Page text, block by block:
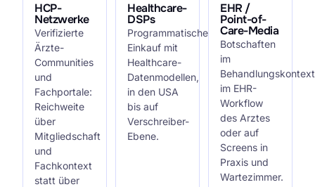
HCP-
Netzwerke
Verifizierte
Ärzte-
Communities
und
Fachportale:
Reichweite
über
Mitgliedschaft
und
Fachkontext
statt über
Healthcare-
DSPs
Programmatischer
Einkauf mit
Healthcare-
Datenmodellen,
in den USA
bis auf
Verschreiber-
Ebene.
EHR /
Point-of-
Care-Media
Botschaften
im
im EHR-
Workflow
des Arztes
oder auf
Screens in
Praxis und
Wartezimmer.